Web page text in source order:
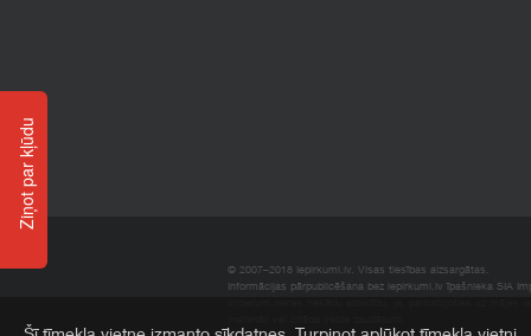
© 2007–2018 Iepirkumi.lv. Visas tiesības aizsargātas.
Informācijas pārpublicēšana bez iepirkumi.lv īpašnieka SIA
Ziņot par kļūdu